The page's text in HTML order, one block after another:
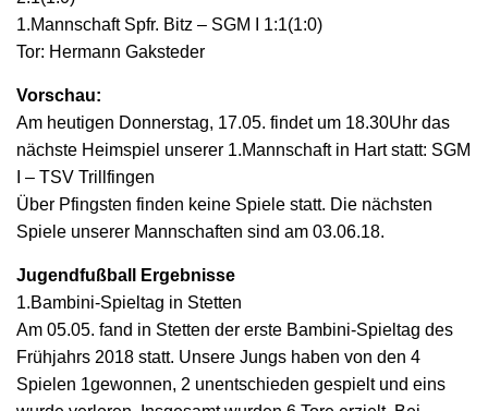
1.Mannschaft Spfr. Bitz – SGM I 1:1(1:0)
Tor: Hermann Gaksteder
Vorschau:
Am heutigen Donnerstag, 17.05. findet um 18.30Uhr das
nächste Heimspiel unserer 1.Mannschaft in Hart statt: SGM
I – TSV Trillfingen
Über Pfingsten finden keine Spiele statt. Die nächsten
Spiele unserer Mannschaften sind am 03.06.18.
Jugendfußball Ergebnisse
1.Bambini-Spieltag in Stetten
Am 05.05. fand in Stetten der erste Bambini-Spieltag des
Frühjahrs 2018 statt. Unsere Jungs haben von den 4
Spielen 1gewonnen, 2 unentschieden gespielt und eins